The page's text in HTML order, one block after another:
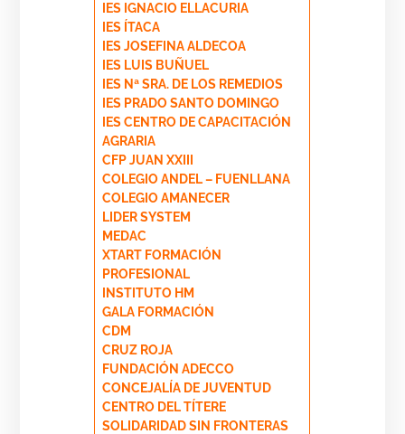
IES IGNACIO ELLACURIA
IES ÍTACA
IES JOSEFINA ALDECOA
IES LUIS BUÑUEL
IES Nª SRA. DE LOS REMEDIOS
IES PRADO SANTO DOMINGO
IES CENTRO DE CAPACITACIÓN
AGRARIA
CFP JUAN XXIII
COLEGIO ANDEL – FUENLLANA
COLEGIO AMANECER
LIDER SYSTEM
MEDAC
XTART FORMACIÓN
PROFESIONAL
INSTITUTO HM
GALA FORMACIÓN
CDM
CRUZ ROJA
FUNDACIÓN ADECCO
CONCEJALÍA DE JUVENTUD
CENTRO DEL TÍTERE
SOLIDARIDAD SIN FRONTERAS